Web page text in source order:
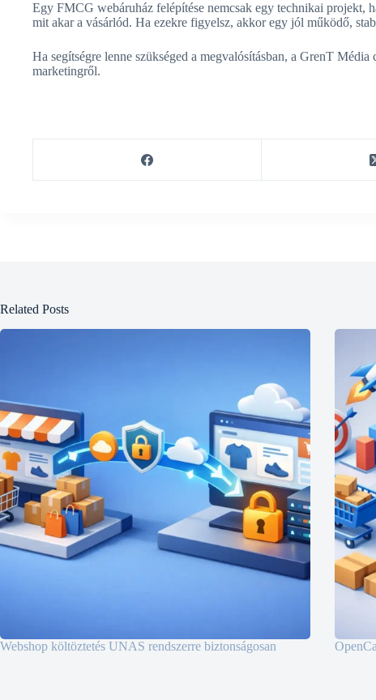
Egy FMCG webáruház felépítése nemcsak egy technikai projekt,
mit akar a vásárlód. Ha ezekre figyelsz, akkor egy jól működő,
Ha segítségre lenne szükséged a megvalósításban, a GrenT
marketingről.
Related Posts
Webshop költöztetés UNAS rendszerre biztonságosan